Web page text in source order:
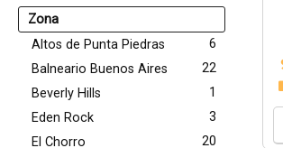
Zona
Altos de Punta Piedras
6
Balneario Buenos Aires
22
Beverly Hills
1
Eden Rock
3
El Chorro
20